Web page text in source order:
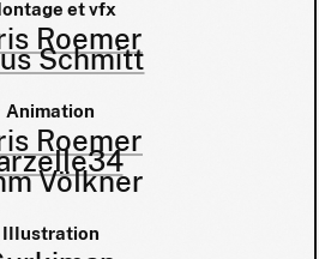
et vfx
Roemer
Schmitt
Animation
Roemer
Völkner
Illustration